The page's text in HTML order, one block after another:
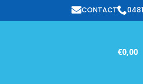
CONTACT
€0,00